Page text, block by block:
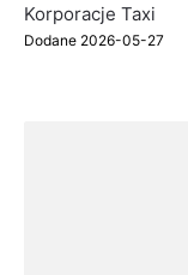
Korporacje Taxi
Dodane 2026-05-27